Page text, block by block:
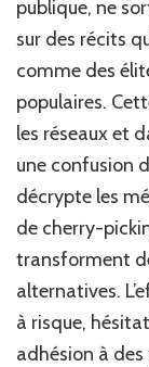
publique, ne
sur des récits
comme des
populaires.
les réseaux et
une confusion
décrypte les
de cherry-
transforment
alternatives.
à risque,
adhésion à